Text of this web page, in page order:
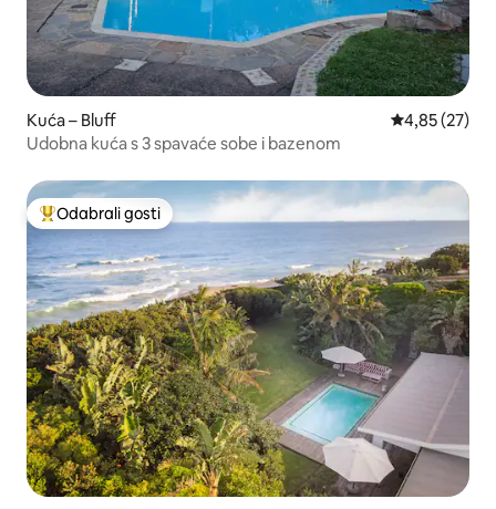
Kuća – Bluff Prosječna
4,85 (27)
Udobna kuća s 3 spavaće sobe i bazenom
Među najviše rangiranima s oznakom „Odabrali gosti”
Odabrali gosti